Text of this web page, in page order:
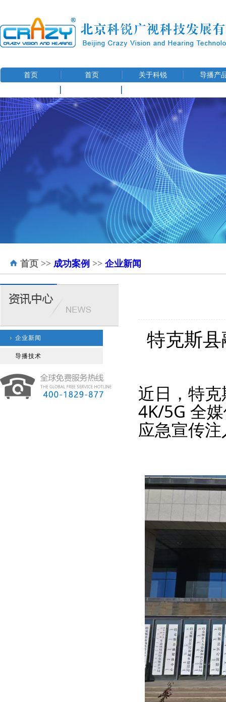
首页 首页 关于科锐
导播产
首页 >> 成功案例 >> 企业新闻
企业新闻
导播技术
特克斯
近日，特
4K/5G 全
应急宣传